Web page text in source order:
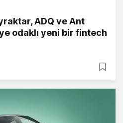
ADQ ve Ant
odaklı yeni bir fintech